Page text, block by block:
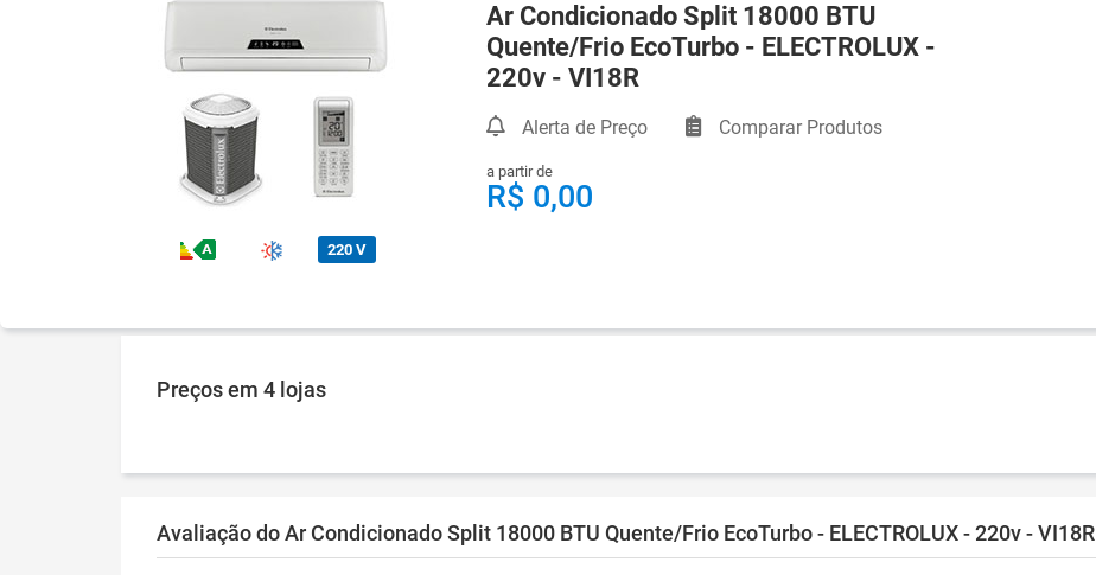
220 V
Ar Condicionado Split 18000 BTU
Quente/Frio EcoTurbo - ELECTROLUX -
220v - VI18R
Alerta de Preço Comparar Produtos
a partir de
R$ 0,00
Preçosem 4 lojas
Avaliação do Ar Condicionado Split 18000 BTU Quente/Frio EcoTurbo - ELECTROLUX - 220v - VI18R